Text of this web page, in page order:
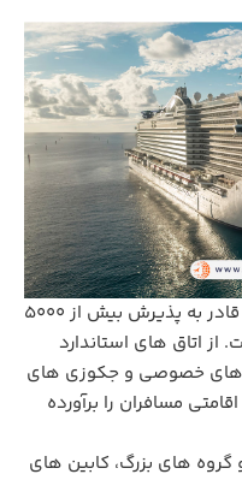
این کشتی عظیم با تناژ ۱۵۴ هزار تن، قادر به پذیرش بیش از ۵۰۰۰
متنوع است. از اتاق ‌های استاندارد
‌های خصوصی و جکوزی ‌های
مسافران را برآورده
گروه ‌های بزرگ، کابین ‌های